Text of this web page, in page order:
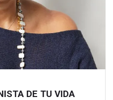
DE TU VIDA